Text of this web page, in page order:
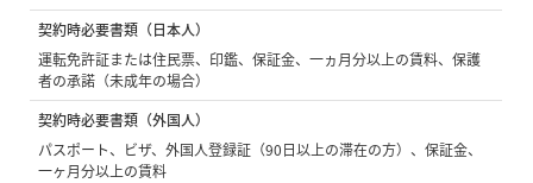
契約時必要書類（日本人）
運転免許証または住民票、印鑑、保証金、一ヵ月分以上の賃料、保護
者の承諾（未成年の場合）
契約時必要書類（外国人）
パスポート、ビザ、外国人登録証（90日以上の滞在の方）、保証金、
一ヶ月分以上の賃料